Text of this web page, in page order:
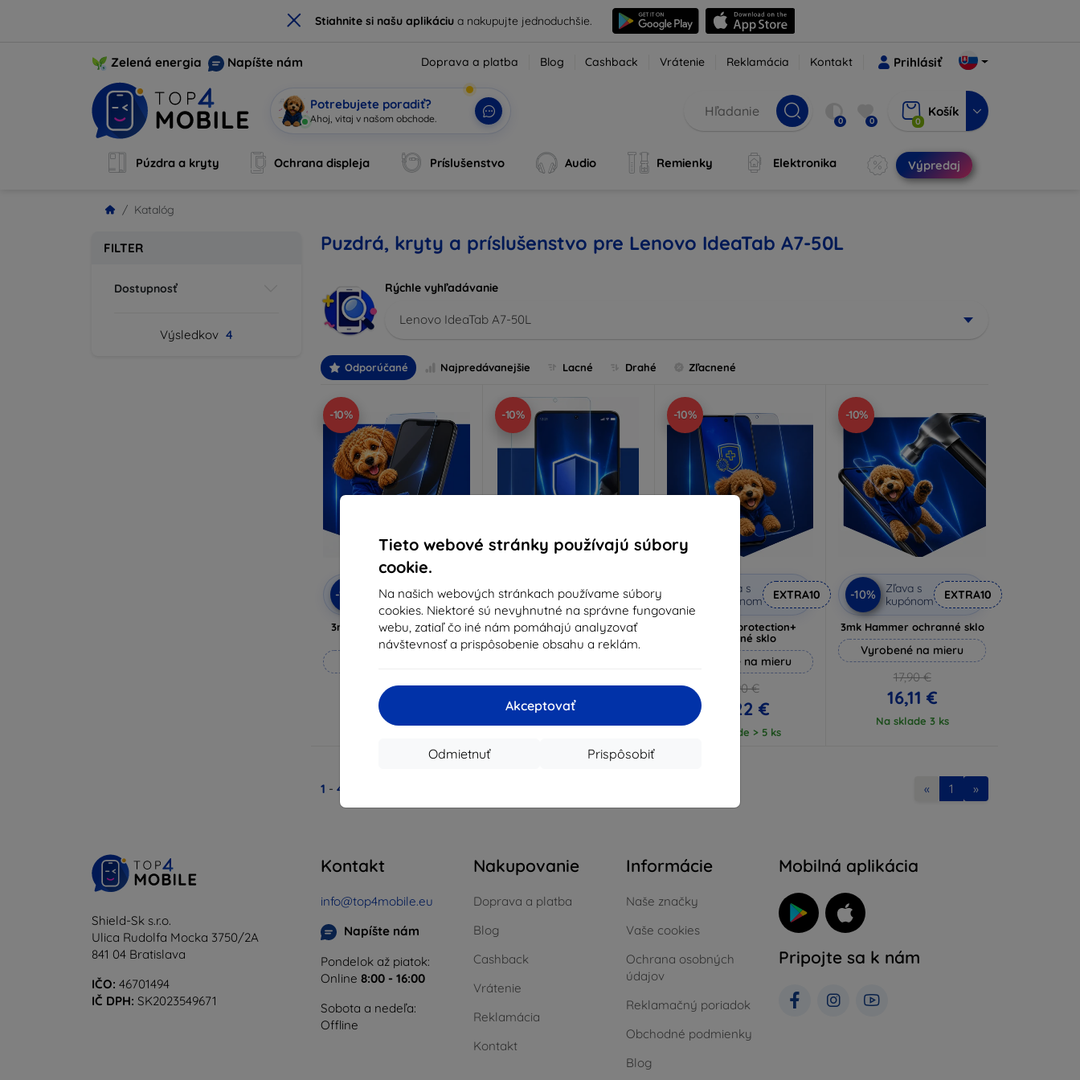
× Stiahnite si našu aplikáciua nakupujte jednoduchšie.
Tieto webové stránky používajú súbory
cookie.
Na našich webových stránkach používame súbory
cookies. Niektoré sú nevyhnutné na správne fungovanie
webu, zatiaľ čo iné nám pomáhajú analyzovať
návštevnosť a prispôsobenie obsahu a reklám.
Akceptovať
Prispôsobiť
Odmietnuť
Zelená energia Napíšte nám Doprava a platba Blog Cashback Vrátenie Reklamácia Kontakt Prihlásiť
Potrebujete poradiť?
Ah| 0 0 0
Košík
Púzdra a kryty Ochrana displeja Príslušenstvo Audio Remienky Elektronika Výpredaj
Katalóg
FILTER
Dostupnosť
Výsledkov 4
Puzdrá, kryty a príslušenstvo pre Lenovo IdeaTab A7-50L
Rýchle vyhľadávanie
Lenovo IdeaTab A7-50L
Odporúčané Najpredávanejšie Lacné Drahé Zľacnené
-10%
-10%
Zľava s
kupónom
EXTRA10
3mk Anti-Shock ochranné
sklo
14,90 €
13,41 €
-10%
-10%
Zľava s
kupónom
EXTRA10
3mk Pure Matt ochranné
sklo
10,90 €
9,80 €
-10%
Zľava s
kupónom
EXTRA10
3mk Silverprotection+
ochranné sklo
Vyrobené na mieru
16,90 €
15,22 €
Na sklade > 5 ks
-10%
-10%
Zľava s
kupónom
EXTRA10
3mk Hammer ochranné sklo
Vyrobené na mieru
17,90 €
16,11 €
Na sklade 3 ks
1 - 4 « 1 »
Shield-Sk s.r.o.
Ulica Rudolfa Mocka 3750/2A
841 04 Bratislava
IČO: 46701494
IČ DPH: SK2023549671
Kontakt
info@top4mobile.eu
Napíšte nám
Pondelok až piatok:
Online 8:00 - 16:00
Sobota a nedeľa:
Offline
Nakupovanie
Doprava a platba
Blog
Cashback
Vrátenie
Reklamácia
Kontakt
Informácie
Naše značky
Vaše cookies
Ochrana osobných
údajov
Reklamačný poriadok
Obchodné podmienky
Blog
Mobilná aplikácia
Pripojte sa k nám